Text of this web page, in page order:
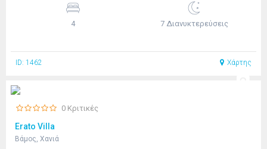
4 7 Διανυκτερεύσεις
ID: 1462 Χάρτης
0 Κριτικές
Erato Villa
Βάμος, Χανιά